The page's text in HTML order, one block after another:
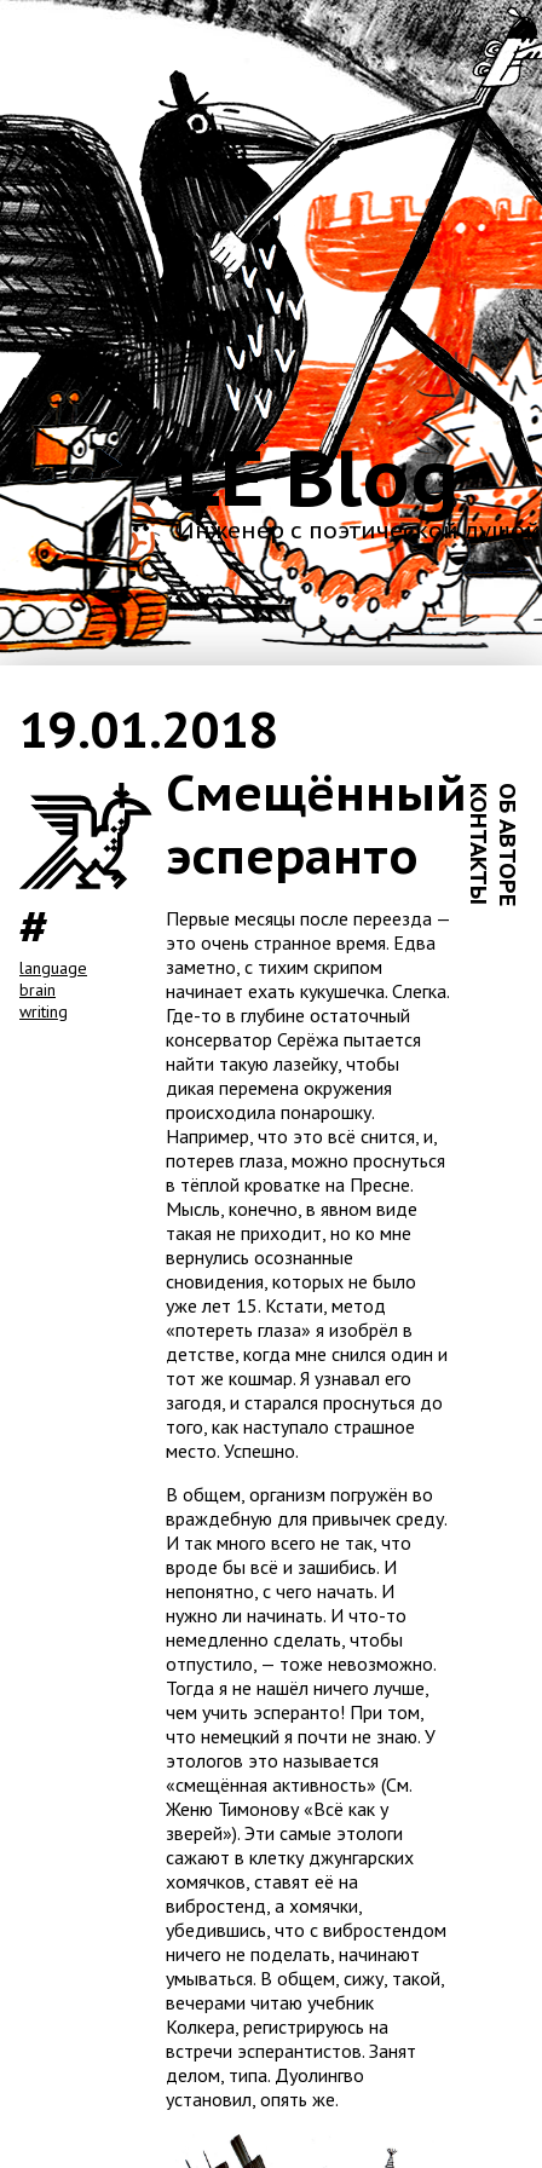
LE Blog
Инженер с поэтической душой
ОБ АВТОРЕ
КОНТАКТЫ
language
brain
writing
19.01.2018
Смещённый
эсперанто
Первые месяцы после переезда —
это очень странное время. Едва
заметно, с тихим скрипом
начинает ехать кукушечка. Слегка.
Где-то в глубине остаточный
консерватор Серёжа пытается
найти такую лазейку, чтобы
дикая перемена окружения
происходила понарошку.
Например, что это всё снится, и,
потерев глаза, можно проснуться
в тёплой кроватке на Пресне.
Мысль, конечно, в явном виде
такая не приходит, но ко мне
вернулись осознанные
сновидения, которых не было
уже лет 15. Кстати, метод
«потереть глаза» я изобрёл в
детстве, когда мне снился один и
тот же кошмар. Я узнавал его
загодя, и старался проснуться до
того, как наступало страшное
место. Успешно.
В общем, организм погружён во
враждебную для привычек среду.
И так много всего не так, что
вроде бы всё и зашибись. И
непонятно, с чего начать. И
нужно ли начинать. И что-то
немедленно сделать, чтобы
отпустило, — тоже невозможно.
Тогда я не нашёл ничего лучше,
чем учить эсперанто! При том,
что немецкий я почти не знаю. У
этологов это называется
«смещённая активность» (См.
Женю Тимонову «Всё как у
зверей»). Эти самые этологи
сажают в клетку джунгарских
хомячков, ставят её на
вибростенд, а хомячки,
убедившись, что с вибростендом
ничего не поделать, начинают
умываться. В общем, сижу, такой,
вечерами читаю учебник
Колкера, регистрируюсь на
встречи эсперантистов. Занят
делом, типа. Дуолингво
установил, опять же.